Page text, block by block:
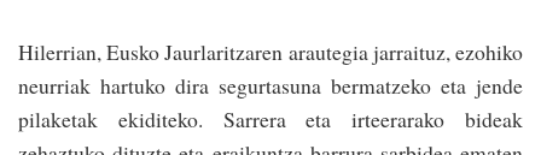
Hilerrian, Eusko Jaurlaritzaren arautegia jarraituz, ezohiko
neurriak hartuko dira segurtasuna bermatzeko eta jende
pilaketak ekiditeko. Sarrera eta irteerarako bideak